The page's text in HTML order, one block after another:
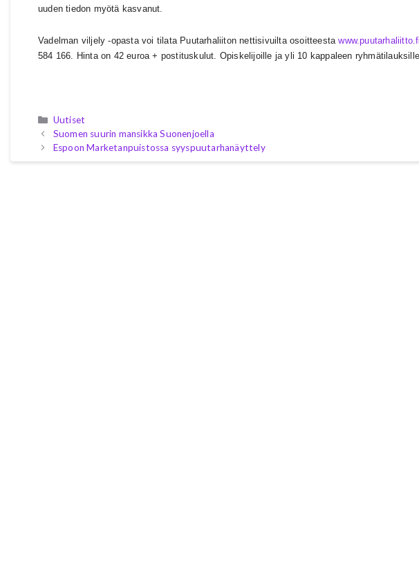
uuden tiedon myötä kasvanut.
Vadelman viljely -opasta voi tilata Puutarhaliiton nettisivuilta osoitteesta
584 166. Hinta on 42 euroa + postituskulut. Opiskelijoille ja yli 10 kappaleen
Kategoriat
Uutiset
Suomen suurin mansikka Suonenjoella
Espoon Marketanpuistossa syyspuutarhanäyttely